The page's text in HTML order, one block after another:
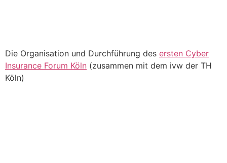
Die Organisation und Durchführung des ersten Cyber
Insurance Forum Köln (zusammen mit dem ivw der TH
Köln)